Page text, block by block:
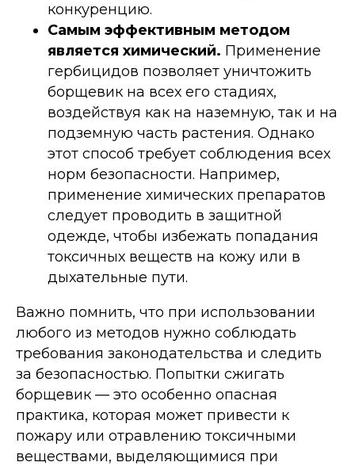
конкуренцию.
Самым эффективным методом
является химический. Применение
гербицидов позволяет уничтожить
борщевик на всех его стадиях,
воздействуя как на наземную, так и на
подземную часть растения. Однако
этот способ требует соблюдения всех
норм безопасности. Например,
применение химических препаратов
следует проводить в защитной
одежде, чтобы избежать попадания
токсичных веществ на кожу или в
дыхательные пути.
Важно помнить, что при использовании
любого из методов нужно соблюдать
требования законодательства и следить
за безопасностью. Попытки сжигать
борщевик — это особенно опасная
практика, которая может привести к
пожару или отравлению токсичными
веществами, выделяющимися при